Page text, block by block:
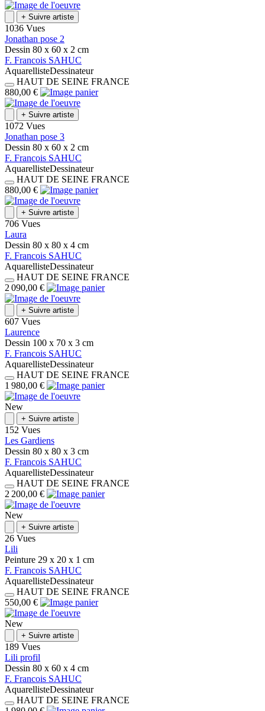
+ Suivre artiste
1036 Vues
Jonathan pose 2
Dessin 80 x 60 x 2 cm
F. Francois SAHUC
AquarellisteDessinateur
HAUT DE SEINE FRANCE
880,00 €
+ Suivre artiste
1072 Vues
Jonathan pose 3
Dessin 80 x 60 x 2 cm
F. Francois SAHUC
AquarellisteDessinateur
HAUT DE SEINE FRANCE
880,00 €
+ Suivre artiste
706 Vues
Laura
Dessin 80 x 80 x 4 cm
F. Francois SAHUC
AquarellisteDessinateur
HAUT DE SEINE FRANCE
2 090,00 €
+ Suivre artiste
607 Vues
Laurence
Dessin 100 x 70 x 3 cm
F. Francois SAHUC
AquarellisteDessinateur
HAUT DE SEINE FRANCE
1 980,00 €
New
+ Suivre artiste
152 Vues
Les Gardiens
Dessin 80 x 80 x 3 cm
F. Francois SAHUC
AquarellisteDessinateur
HAUT DE SEINE FRANCE
2 200,00 €
New
+ Suivre artiste
26 Vues
Lili
Peinture 29 x 20 x 1 cm
F. Francois SAHUC
AquarellisteDessinateur
HAUT DE SEINE FRANCE
550,00 €
New
+ Suivre artiste
189 Vues
Lili profil
Dessin 80 x 60 x 4 cm
F. Francois SAHUC
AquarellisteDessinateur
HAUT DE SEINE FRANCE